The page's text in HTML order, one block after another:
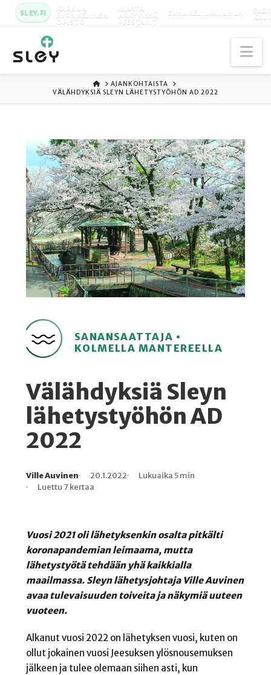
SLEY.FI KARKUN
EVANKELINEN
OPISTO
MAATA
NÄKYVISSÄ
-FESTARIT
EVANKELIUMIJUHLA
ETUSIVU
AJANKOHTAISTA
VÄLÄHDYKSIÄ SLEYN LÄHETYSTYÖHÖN AD 2022
SANANSAATTAJA •
KOLMELLA MANTEREELLA
Välähdyksiä Sleyn
lähetystyöhön AD
2022
Kirjoittaja
Ville Auvinen
Julkaistu
20.1.2022
Lukuaika
Lukuaika 5 min
Lukukertoja
Luettu 7 kertaa
Vuosi 2021 oli lähetyksenkin osalta pitkälti
koronapandemian leimaama, mutta
lähetystyötä tehdään yhä kaikkialla
maailmassa. Sleyn lähetysjohtaja Ville Auvinen
avaa tulevaisuuden toiveita ja näkymiä uuteen
vuoteen.
Alkanut vuosi 2022 on lähetyksen vuosi, kuten on
ollut jokainen vuosi Jeesuksen ylösnousemuksen
jälkeen ja tulee olemaan siihen asti, kun